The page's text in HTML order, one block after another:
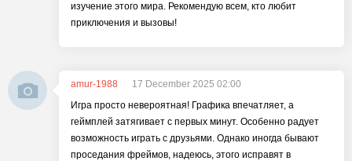
изучение этого мира. Рекомендую всем, кто любит
приключения и вызовы!
amur-1988
17 December 2025 02:00
Игра просто невероятная! Графика впечатляет, а
геймплей затягивает с первых минут. Особенно радует
возможность играть с друзьями. Однако иногда бывают
проседания фреймов, надеюсь, этого исправят в